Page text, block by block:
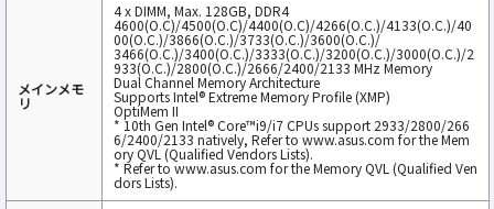
メインメモ
リ
4 x DIMM, Max. 128GB, DDR4
4600(O.C)/4500(O.C)/4400(O.C)/4266(O.C.)/4133(O.C.)/40
00(O.C.)/3866(O.C.)/3733(O.C.)/3600(O.C.)/
3466(O.C.)/3400(O.C.)/3333(O.C.)/3200(O.C.)/3000(O.C.)/2
933(O.C.)/2800(O.C.)/2666/2400/2133 MHz Memory
Dual Channel Memory Architecture
Supports Intel® Extreme Memory Profile (XMP)
OptiMem II
* 10th Gen Intel® Core™i9/i7 CPUs support 2933/2800/266
6/2400/2133 natively, Refer to www.asus.com for the Mem
ory QVL (Qualified Vendors Lists).
* Refer to www.asus.com for the Memory QVL (Qualified Ven
dors Lists).